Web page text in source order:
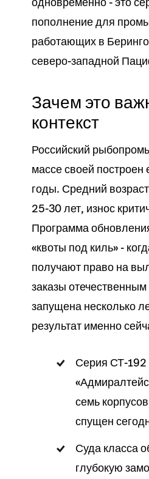
пополнение для
работающих в
северо-западной
Зачем это
контекст
Российский
массе своей построен
годы. Средний
25-30 лет, износ
Программа
«квоты под киль» -
получают право на
заказы
запущена несколько
результат именно
Серия СТ-192
семь
спущен
Суда класса
глубокую